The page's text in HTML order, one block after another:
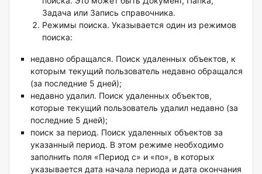
Задача или Запись справочника.
Режимы поиска. Указывается один из режимов
поиска:
недавно обращался. Поиск удаленных объектов, к
которым текущий пользователь недавно обращался
(за последние 5 дней);
недавно удалил. Поиск удаленных объектов,
которые текущий пользователь удалил недавно (за
последние 5 дней);
поиск за период. Поиск удаленных объектов за
указанный период. В этом режиме необходимо
заполнить поля «Период с» и «по», в которых
указывается дата начала периода и дата окончания